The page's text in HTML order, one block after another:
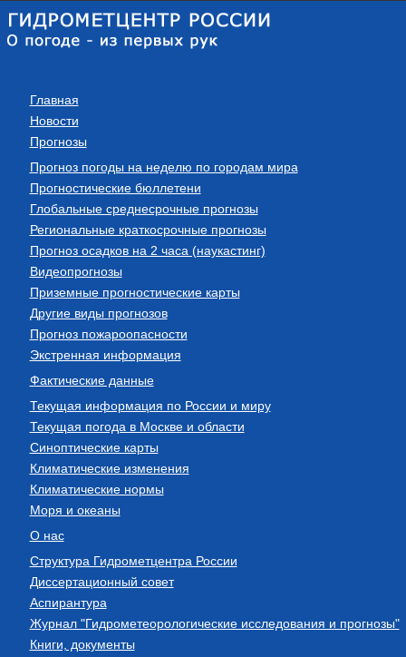
Главная
Новости
Прогнозы
Прогноз погоды на неделю по городам мира
Прогностические бюллетени
Глобальные среднесрочные прогнозы
Региональные краткосрочные прогнозы
Прогноз осадков на 2 часа (наукастинг)
Видеопрогнозы
Приземные прогностические карты
Другие виды прогнозов
Прогноз пожароопасности
Экстренная информация
Фактические данные
Текущая информация по России и миру
Текущая погода в Москве и области
Синоптические карты
Климатические изменения
Климатические нормы
Моря и океаны
О нас
Структура Гидрометцентра России
Диссертационный совет
Аспирантура
Журнал "Гидрометеорологические исследования и прогнозы"
Книги, документы